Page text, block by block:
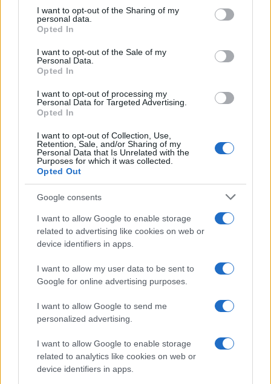
not limited to your visit or usage behaviour. You may click to
grant or deny consent to Google and its third-party tags to
use your data for below specified purposes in below Google
consent section.
I want to opt-out of the Sharing of my
personal data.
Opted In
I want to opt-out of the Sale of my
Personal Data.
Opted In
I want to opt-out of processing my
Personal Data for Targeted Advertising.
Opted In
I want to opt-out of Collection, Use,
Retention, Sale, and/or Sharing of my
Personal Data that Is Unrelated with the
Purposes for which it was collected.
Opted Out
Google consents
I want to allow Google to enable storage
related to advertising like cookies on web or
device identifiers in apps.
I want to allow my user data to be sent to
Google for online advertising purposes.
I want to allow Google to send me
personalized advertising.
I want to allow Google to enable storage
related to analytics like cookies on web or
device identifiers in apps.
daGoogle News
Condividi l'articolo
F
a
ce
b
o
o
k
T
w
it
te
r
n
re
st
h
s
A
p
h
re
Prossimo articolo
NOTIZIE RECENTI
Incendio nella notte a Olbia, a fuoco due furgoni
A fuoco un deposito con bombole, intervento dei
Ristorante distrutto dalle fiamme a La
Maddalena, incendio a Monti d’à rena
Le previsioni meteo per il weekend a Olbia e in